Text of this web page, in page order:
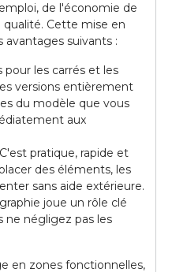
de l'économie de
qualité. Cette mise en
avantages suivants :
pour les carrés et les
versions entièrement
du modèle que vous
aux
pratique, rapide et
des éléments, les
sans aide extérieure.
joue un rôle clé
ne négligez pas les
en zones fonctionnelles,